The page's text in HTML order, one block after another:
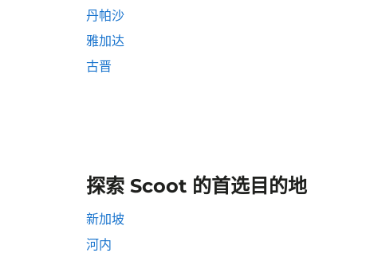
丹帕沙
雅加达
古晋
探索 Scoot 的首选目的地
新加坡
河内